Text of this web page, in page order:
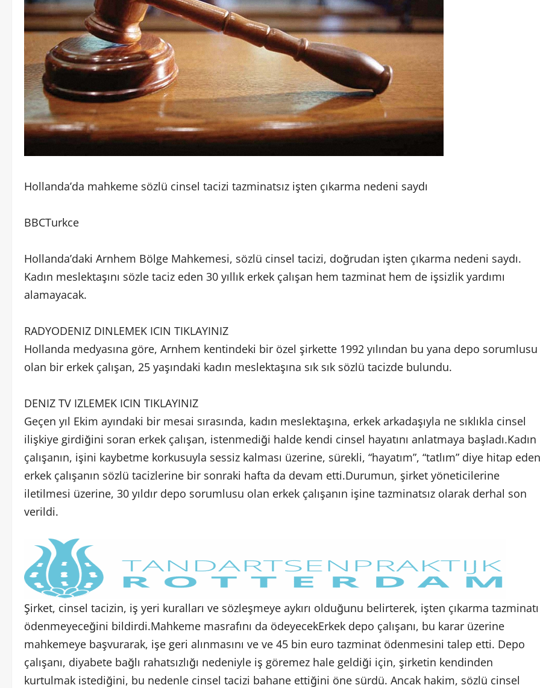
Hollanda’da mahkeme sözlü cinsel tacizi tazminatsız işten çıkarma nedeni saydı
BBCTurkce
Hollanda’daki Arnhem Bölge Mahkemesi, sözlü cinsel tacizi, doğrudan işten çıkarma nedeni saydı.
Kadın meslektaşını sözle taciz eden 30 yıllık erkek çalışan hem tazminat hem de işsizlik yardımı
alamayacak.
RADYODENIZ DINLEMEK ICIN TIKLAYINIZ
Hollanda medyasına göre, Arnhem kentindeki bir özel şirkette 1992 yılından bu yana depo sorumlusu
olan bir erkek çalışan, 25 yaşındaki kadın meslektaşına sık sık sözlü tacizde bulundu.
DENIZ TV IZLEMEK ICIN TIKLAYINIZ
Geçen yıl Ekim ayındaki bir mesai sırasında, kadın meslektaşına, erkek arkadaşıyla ne sıklıkla cinsel
ilişkiye girdiğini soran erkek çalışan, istenmediği halde kendi cinsel hayatını anlatmaya başladı.Kadın
çalışanın, işini kaybetme korkusuyla sessiz kalması üzerine, sürekli, “hayatım”, “tatlım” diye hitap eden
erkek çalışanın sözlü tacizlerine bir sonraki hafta da devam etti.Durumun, şirket yöneticilerine
iletilmesi üzerine, 30 yıldır depo sorumlusu olan erkek çalışanın işine tazminatsız olarak derhal son
verildi.
Şirket, cinsel tacizin, iş yeri kuralları ve sözleşmeye aykırı olduğunu belirterek, işten çıkarma tazminatı
ödenmeyeceğini bildirdi.Mahkeme masrafını da ödeyecekErkek depo çalışanı, bu karar üzerine
mahkemeye başvurarak, işe geri alınmasını ve ve 45 bin euro tazminat ödenmesini talep etti. Depo
çalışanı, diyabete bağlı rahatsızlığı nedeniyle iş göremez hale geldiği için, şirketin kendinden
kurtulmak istediğini, bu nedenle cinsel tacizi bahane ettiğini öne sürdü. Ancak hakim, sözlü cinsel